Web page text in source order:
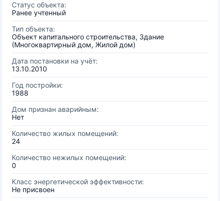
Статус объекта:
Ранее учтенный
Тип объекта:
Объект капитального строительства, Здание
(Многоквартирный дом, Жилой дом)
Дата постановки на учёт:
13.10.2010
Год постройки:
1988
Дом признан аварийным:
Нет
Количество жилых помещений:
24
Количество нежилых помещений:
0
Класс энергетической эффективности:
Не присвоен